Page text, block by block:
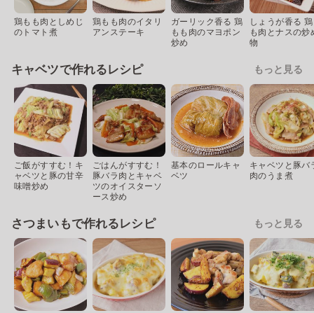
鶏もも肉としめじ
のトマト煮
鶏もも肉のイタリ
アンステーキ
ガーリック香る 鶏
もも肉のマヨポン
炒め
しょうが香る
も肉とナスの炒
物
キャベツで作れるレシピ もっと見る
ご飯がすすむ！キ
ャベツと豚の甘辛
味噌炒め
ごはんがすすむ！
豚バラ肉とキャベ
ツのオイスターソ
ース炒め
基本のロールキャ
ベツ
キャベツと豚バ
肉のうま煮
さつまいもで作れるレシピ もっと見る